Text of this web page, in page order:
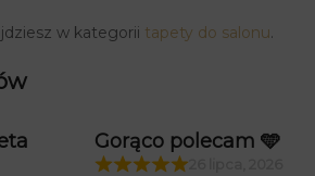
w kategorii tapety do salonu.
Gorąco polecam 🩵